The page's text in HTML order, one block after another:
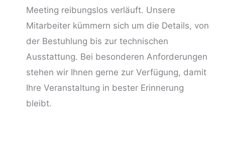
Meeting reibungslos verläuft. Unsere
Mitarbeiter kümmern sich um die Details, von
der Bestuhlung bis zurtechnischen
Ausstattung. Bei besonderen Anforderungen
stehen wir Ihnen gerne zur Verfügung, damit
Ihre Veranstaltung in bester Erinnerung
bleibt.